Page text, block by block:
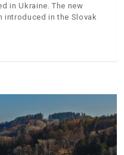
in Ukraine. The new
introduced in the Slovak